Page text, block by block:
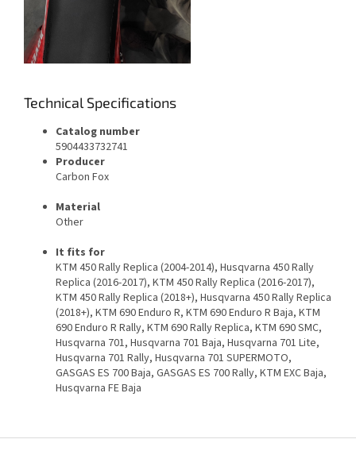
Technical Specifications
Catalog number
5904433732741
Producer
Carbon Fox
Material
Other
It fits for
KTM 450 Rally Replica (2004-2014), Husqvarna 450 Rally
Replica (2016-2017), KTM 450 Rally Replica (2016-2017),
KTM 450 Rally Replica (2018+), Husqvarna 450 Rally Replica
(2018+), KTM 690 Enduro R, KTM 690 Enduro R Baja, KTM
690 Enduro R Rally, KTM 690 Rally Replica, KTM 690 SMC,
Husqvarna 701, Husqvarna 701 Baja, Husqvarna 701 Lite,
Husqvarna 701 Rally, Husqvarna 701 SUPERMOTO,
GASGAS ES 700 Baja, GASGAS ES 700 Rally, KTM EXC Baja,
Husqvarna FE Baja